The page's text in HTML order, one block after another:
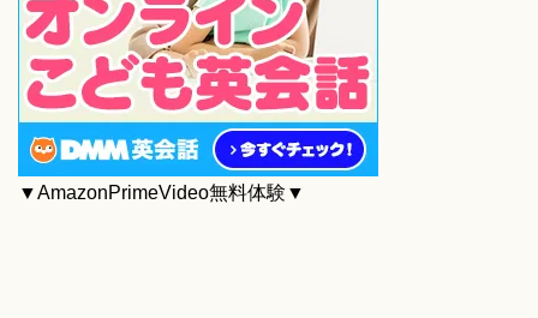
▼AmazonPrimeVideo無料体験▼